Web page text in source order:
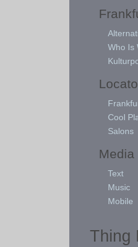
Who Is
Cool
Salons
Media
Text
Music
Mobile
Thing